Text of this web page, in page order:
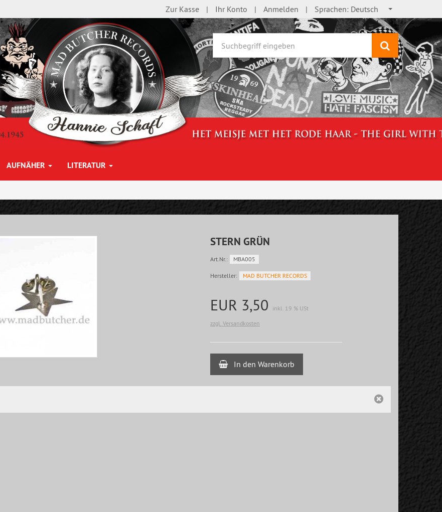
Zur Kasse Ihr Konto Anmelden Sprachen: Deutsch
Suchen
AUFNÄHER LITERATUR
STERN GRÜN
Art.Nr.: MBA005
Hersteller: MAD BUTCHER RECORDS
EUR 3,50
inkl. 19 % USt
zzgl. Versandkosten
In den Warenkorb